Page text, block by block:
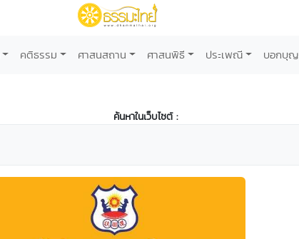
คติธรรม ศาสนสถาน ศาสนพิธี ประเพณี บอกบุญ
ค้นหาในเว็บไซต์ :